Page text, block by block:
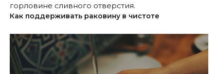
горловине сливного отверстия.
Как поддерживать раковину в чистоте